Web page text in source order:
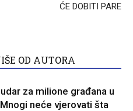
ĆE DOBITI PARE
OD AUTORA
za milione građana u
neće vjerovati šta